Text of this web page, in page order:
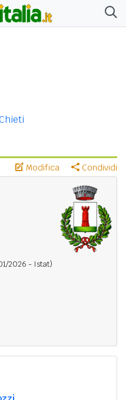
Modifica Condividi
2026 - Istat)